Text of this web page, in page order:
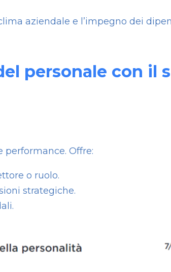
aziendale e l’impegno dei
personale con il
Offre:
o ruolo.
strategiche.